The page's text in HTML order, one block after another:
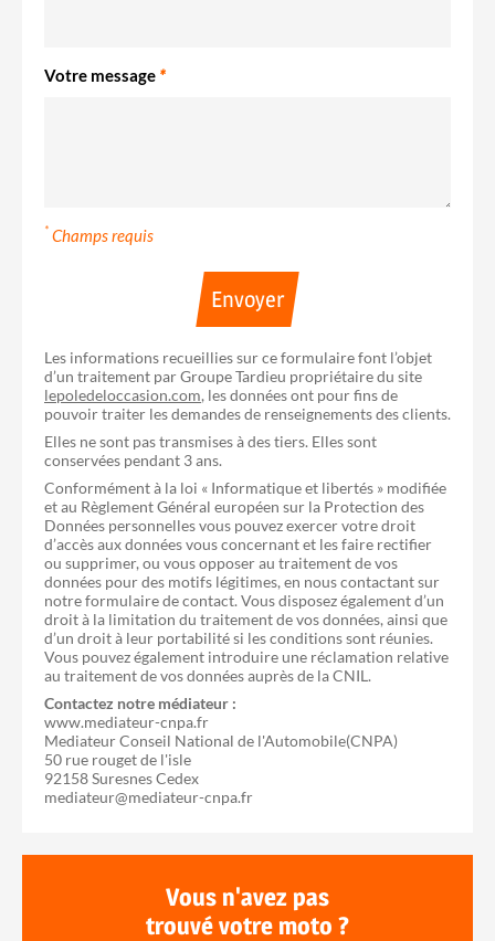
Votre message *
* Champs requis
Envoyer
Les informations recueillies sur ce formulaire font l’objet
d’un traitement par Groupe Tardieu propriétaire du site
lepoledeloccasion.com, les données ont pour fins de
pouvoir traiter les demandes de renseignements des clients.
Elles ne sont pas transmises à des tiers. Elles sont
conservées pendant 3 ans.
Conformément à la loi « Informatique et libertés » modifiée
et au Règlement Général européen sur la Protection des
Données personnelles vous pouvez exercer votre droit
d’accès aux données vous concernant et les faire rectifier
ou supprimer, ou vous opposer au traitement de vos
données pour des motifs légitimes, en nous contactant sur
notre formulaire de contact. Vous disposez également d’un
droit à la limitation du traitement de vos données, ainsi que
d’un droit à leur portabilité si les conditions sont réunies.
Vous pouvez également introduire une réclamation relative
au traitement de vos données auprès de la CNIL.
Contactez notre médiateur :
www.mediateur-cnpa.fr
Mediateur Conseil National de l'Automobile(CNPA)
50 rue rouget de l'isle
92158 Suresnes Cedex
mediateur@mediateur-cnpa.fr
Vous n'avez pas
trouvé votre moto ?